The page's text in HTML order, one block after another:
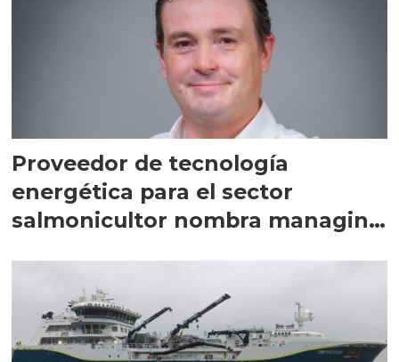
Proveedor de tecnología
energética para el sector
salmonicultor nombra managing